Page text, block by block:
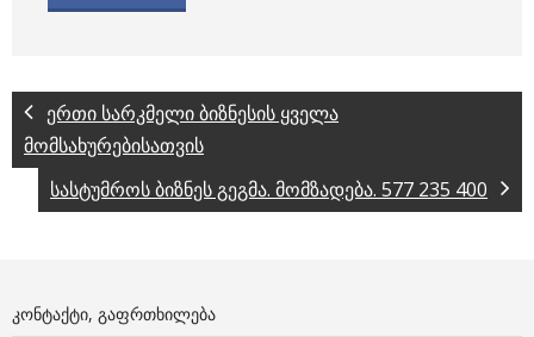
ერთი სარკმელი ბიზნესის ყველა
მომსახურებისათვის
სასტუმროს ბიზნეს გეგმა. მომზადება. 577 235 400
ᲙᲝᲜᲢᲐᲥᲢᲘ, ᲒᲐᲤᲠᲗᲮᲘᲚᲔᲑᲐ